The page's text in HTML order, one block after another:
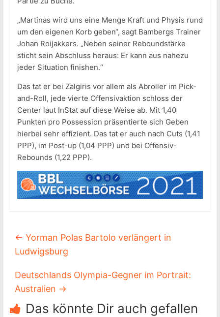
„Martinas wird uns eine Menge Kraft und Physis rund
um den eigenen Korb geben“, sagt Bambergs Trainer
Johan Roijakkers. „Neben seiner Reboundstärke
sticht sein Abschluss heraus: Er kann aus nahezu
jeder Situation finishen.“
Das tat er bei Zalgiris vor allem als Abroller im Pick-
and-Roll, jede vierte Offensivaktion schloss der
Center laut InStat auf diese Weise ab. Mit 1,40
Punkten pro Possession präsentierte sich Geben
hierbei sehr effizient. Das tat er auch nach Cuts (1,41
PPP), im Post-up (1,04 PPP) und bei Offensiv-
Rebounds (1,22 PPP).
← Yorman Polas Bartolo verlängert in
Ludwigsburg
Deutschlands Olympia-Gegner im Portrait:
Australien →
Das könnte Dir auch gefallen